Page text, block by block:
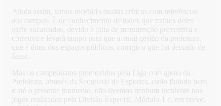
Ainda assim, temos recebido muitas críticas com referências
aos campos. É de conhecimento de todos que muitos deles
estão sucateados, devido à falta de manutenção preventiva e
corretiva e levará tampo para que a atual gestão da prefeitura,
que é dona dos espaços públicos, corrigir o que foi deixado de
fazer.
Mas os campeonatos promovidos pela Liga com apoio da
Prefeitura, através da Secretaria de Esportes, estão fluindo bem
e até o presente momento, não tivemos nenhum incidente nos
jogos realizados pela Divisão Especial, Módulo 1 e, em breve,